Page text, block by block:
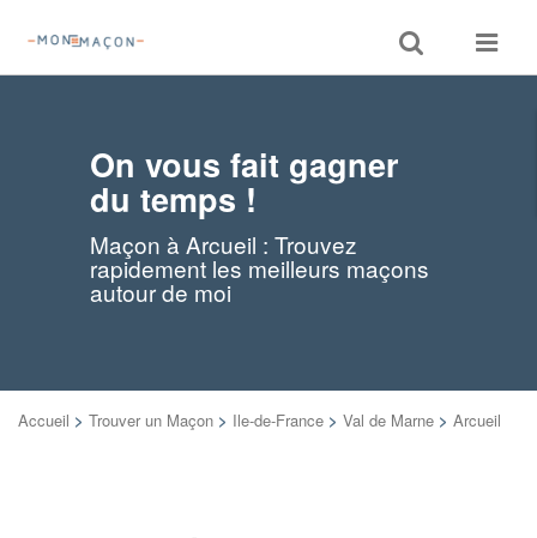
Toggle
search
Toggle
On vous fait gagner
du temps !
Maçon à Arcueil : Trouvez
rapidement les meilleurs maçons
autour de moi
Accueil > Trouver un Maçon > Ile-de-France > Val de Marne > Arcueil